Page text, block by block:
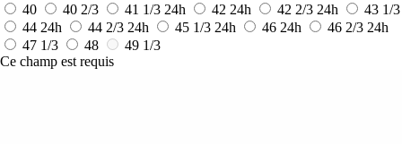
40
40 2/3 41 1/3 24h 42 24h 42 2/3 24h
43 1/3
44 24h 44 2/3 24h 45 1/3 24h 46 24h 46 2/3 24h
47 1/3
48
49 1/3
Ce champ est requis